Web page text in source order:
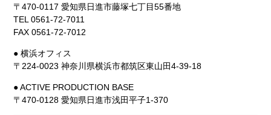
〒470-0117 愛知県日進市藤塚七丁目55番地
TEL 0561-72-7011
FAX 0561-72-7012
● 横浜オフィス
〒224-0023 神奈川県横浜市都筑区東山田4-39-18
● ACTIVE PRODUCTION BASE
〒470-0128 愛知県日進市浅田平子1-370